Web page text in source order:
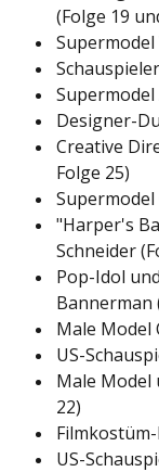
(Folge 19
Supermodel
Designer-
Creative
Folge 25)
Supermodel
"Harper's
Schneider
Pop-Idol
Bannerman
Male Model
US-
Male Model
22)
US-